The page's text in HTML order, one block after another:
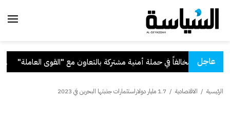
عاجلمع "القوى العاملة"
الرئيسية / الاقتصادية / 1.7 مليار دولاراستثمارات جذبتها البحرين في 2023